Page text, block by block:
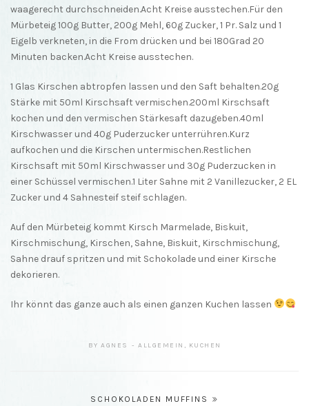
waagerecht durchschneiden.Acht Kreise ausstechen.Für den
Mürbeteig 100g Butter, 200g Mehl, 60g Zucker, 1 Pr. Salz und 1
Eigelb verkneten, in die From drücken und bei 180Grad 20
Minuten backen.Acht Kreise ausstechen.
1 Glas Kirschen abtropfen lassen und den Saft behalten.20g
Stärke mit 50ml Kirschsaft vermischen.200ml Kirschsaft
kochen und den vermischen Stärkesaft dazugeben.40ml
Kirschwasser und 40g Puderzucker unterrühren.Kurz
aufkochen und die Kirschen untermischen.Restlichen
Kirschsaft mit 50ml Kirschwasser und 30g Puderzucken in
einer Schüssel vermischen.1 Liter Sahne mit 2 Vanillezucker, 2 EL
Zucker und 4 Sahnesteif steif schlagen.
Auf den Mürbeteig kommt Kirsch Marmelade, Biskuit,
Kirschmischung, Kirschen, Sahne, Biskuit, Kirschmischung,
Sahne drauf spritzen und mit Schokolade und einer Kirsche
dekorieren.
Ihr könnt das ganze auch als einen ganzen Kuchen lassen
BY AGNES ALLGEMEIN , KUCHEN
BeitragsnavigationSCHOKOLADEN MUFFINS